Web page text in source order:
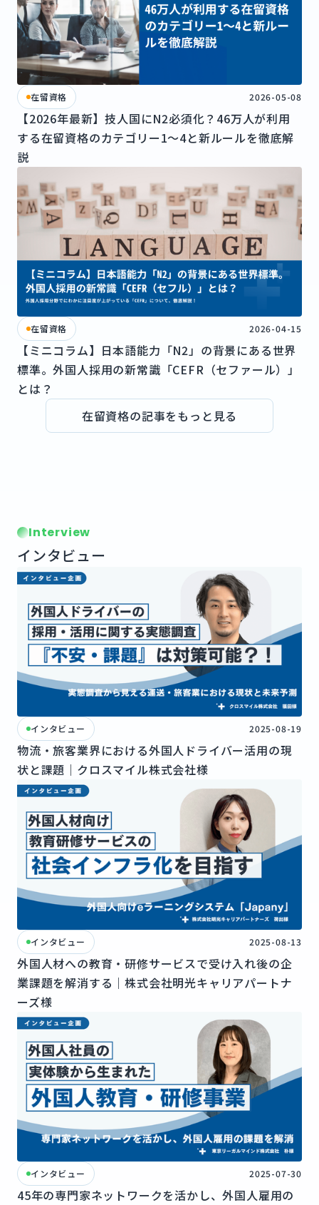
在留資格 2026-05-08
【2026年最新】技人国にN2必須化？46万人が利用
する在留資格のカテゴリー1〜4と新ルールを徹底解
説
在留資格 2026-04-15
【ミニコラム】日本語能力「N2」の背景にある世界
標準。外国人採用の新常識「CEFR（セファール）」
とは？
在留資格の記事をもっと見る
Interview
インタビュー
インタビュー 2025-08-19
物流・旅客業界における外国人ドライバー活用の現
状と課題｜クロスマイル株式会社様
インタビュー 2025-08-13
外国人材への教育・研修サービスで受け入れ後の企
業課題を解消する｜株式会社明光キャリアパートナ
ーズ様
インタビュー 2025-07-30
45年の専門家ネットワークを活かし、外国人雇用の